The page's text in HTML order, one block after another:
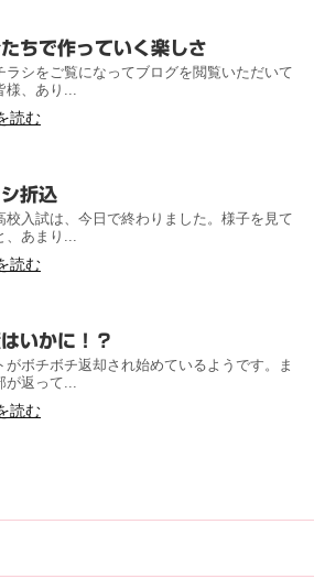
ちで作っていく楽しさ
ラシをご覧になってブログを閲覧いただいて
様、あり...
読む
折込
校入試は、今日で終わりました。様子を見て
、あまり...
読む
いかに！？
がボチボチ返却され始めているようです。ま
が返って...
読む